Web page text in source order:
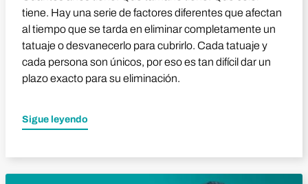
tiene. Hay una serie de factores diferentes que afectan
al tiempo que se tarda en eliminar completamente un
tatuaje o desvanecerlo para cubrirlo. Cada tatuaje y
cada persona son únicos, por eso es tan difícil dar un
plazo exacto para su eliminación.
Sigue leyendo
Reproducir vídeo